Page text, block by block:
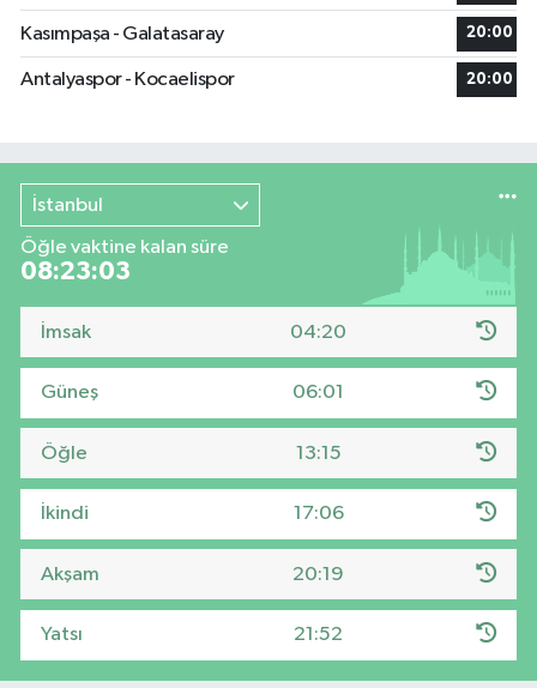
Kasımpaşa - Galatasaray 20:00
Antalyaspor - Kocaelispor 20:00
İstanbul
Öğle vaktine kalan süre
08:23:02
İmsak 04:20
Güneş 06:01
Öğle 13:15
İkindi 17:06
Akşam 20:19
Yatsı 21:52